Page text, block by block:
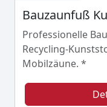
Bauzaunfuß
Professionelle
Recycling-
Mobilzäune. *